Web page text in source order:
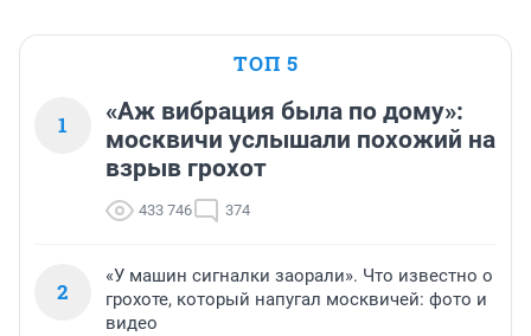
ТОП 5
1
«Аж вибрация была по дому»:
москвичи услышали похожий на
взрыв грохот
433 746 374
2
«У машин сигналки заорали». Что известно о
грохоте, который напугал москвичей: фото и
видео